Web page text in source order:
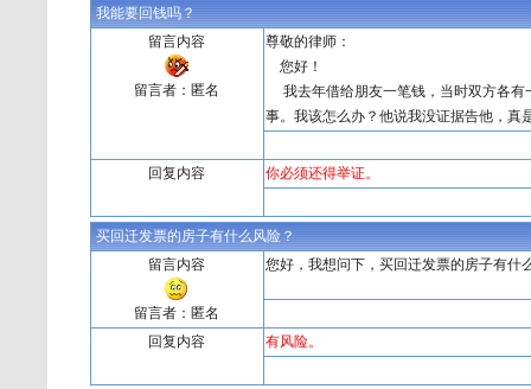
我能要回钱吗？
留言内容
留言者：匿名
尊敬的律师：
您好！
我去年借给朋友一笔钱，当时双方各有
事。我该怎么办？他说我没证据告他，真
回复内容 你必须还得举证。
买回迁发票的房子有什么风险？
留言内容
留言者：匿名
您好，我想问下，买回迁发票的房子有什
回复内容 有风险。